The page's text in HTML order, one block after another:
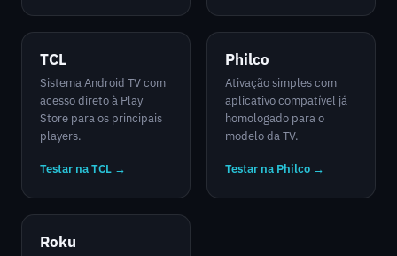
TCL
Sistema Android TV com
acesso direto à Play
Store para os principais
players.
Testar na TCL →
Philco
Ativação simples com
aplicativo compatível já
homologado para o
modelo da TV.
Testar na Philco →
Roku